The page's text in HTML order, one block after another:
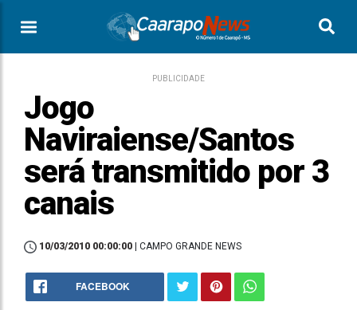
PUBLICIDADE
Jogo
Naviraiense/Santos
será transmitido por 3
canais
10/03/2010 00:00:00 | CAMPO GRANDE NEWS
FACEBOOK